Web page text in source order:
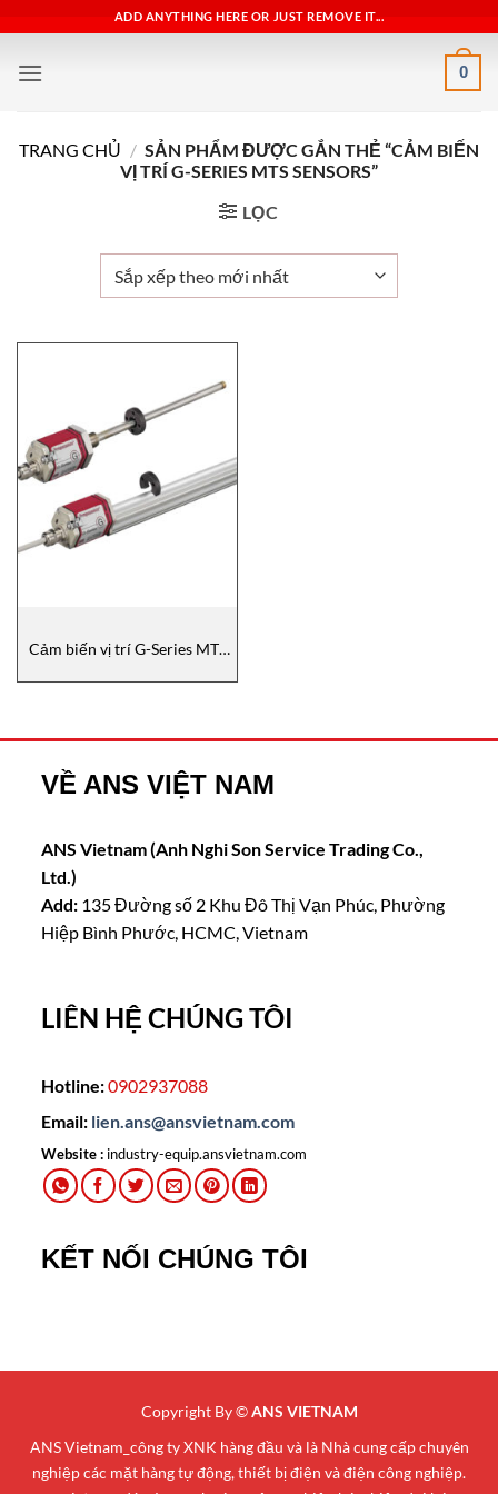
qua
nội
ADD ANYTHING HERE OR JUST REMOVE IT...
0
TRANG CHỦ / SẢN PHẨM ĐƯỢC GẮN THẺ “CẢM BIẾN
VỊ TRÍ G-SERIES MTS SENSORS”
LỌC
Cảm biến vị trí G-Series MTS
VỀ ANS VIỆT NAM
ANS Vietnam (Anh Nghi Son Service Trading Co.,
Ltd.)
Add: 135 Đường số 2 Khu Đô Thị Vạn Phúc, Phường
Hiệp Bình Phước, HCMC, Vietnam
LIÊN HỆ CHÚNG TÔI
Hotline:0902937088
Email: lien.ans@ansvietnam.com
Website : industry-equip.ansvietnam.com
KẾT NỐI CHÚNG TÔI
Copyright By ©ANS VIETNAM
ANS Vietnam_công ty XNK hàng đầu và là Nhà cung cấp chuyên
nghiệp các mặt hàng tự động, thiết bị điện và điện công nghiệp.